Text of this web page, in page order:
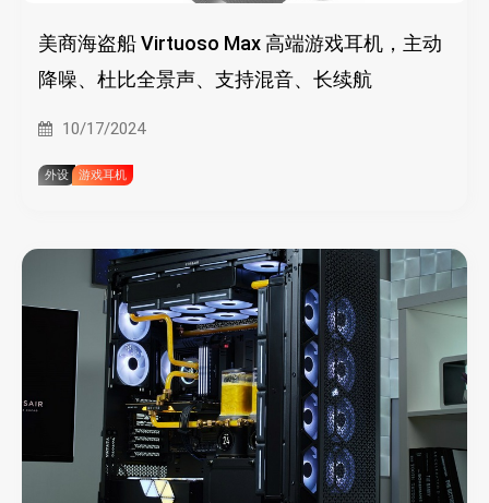
美商海盗船 Virtuoso Max 高端游戏耳机，主动
降噪、杜比全景声、支持混音、长续航
10/17/2024
外设 游戏耳机